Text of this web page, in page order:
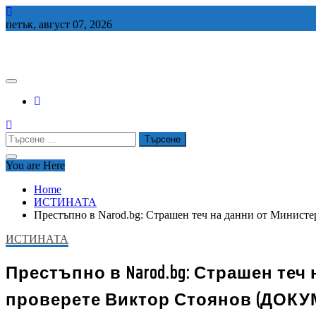
Skip
to
петък, август 07, 2026
Търсене
за:
You are Here
Home
ИСТИНАТА
Престъпно в Narod.bg: Страшен теч на данни от
ИСТИНАТА
Престъпно в Narod.bg: Страшен
проверете Виктор Стоянов